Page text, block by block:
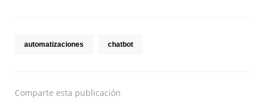
automatizaciones chatbot
Comparte esta publicación